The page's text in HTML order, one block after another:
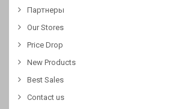
Партнеры
Our Stores
Price Drop
New Products
Best Sales
Contact us